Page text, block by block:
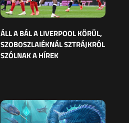
ÁLL A BÁL A LIVERPOOL KÖRÜL,
SZOBOSZLAIÉKNÁL SZTRÁJKRÓL
SZÓLNAK A HÍREK